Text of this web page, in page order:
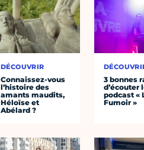
DÉCOUVRIR
Connaissez-vous
l’histoire des
amants maudits,
Héloïse et
Abélard ?
3 bonnes
d’écouter
podcast «
Fumoir »